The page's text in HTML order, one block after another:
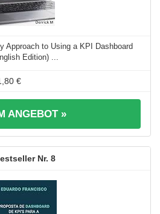
Approach to Using a KPI Dashboard
Edition) ...
€
ANGEBOT »
8